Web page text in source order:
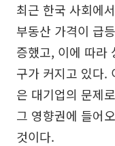
최근 한국 사회에
부동산 가격이 급
증했고, 이에 따라
구가 커지고 있다.
은 대기업의 문제
그 영향권에 들어
것이다.